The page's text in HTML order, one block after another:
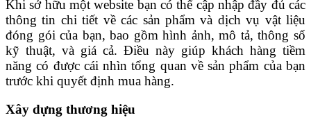
Khi sở hữu một website bạn có thể cập nhập đầy đủ các
thông tin chi tiết về các sản phẩm và dịch vụ vật liệu
đóng gói của bạn, bao gồm hình ảnh, mô tả, thông số
kỹ thuật, và giá cả. Điều này giúp khách hàng tiềm
năng có được cái nhìn tổng quan về sản phẩm của bạn
trước khi quyết định mua hàng.
Xây dựng thương hiệu